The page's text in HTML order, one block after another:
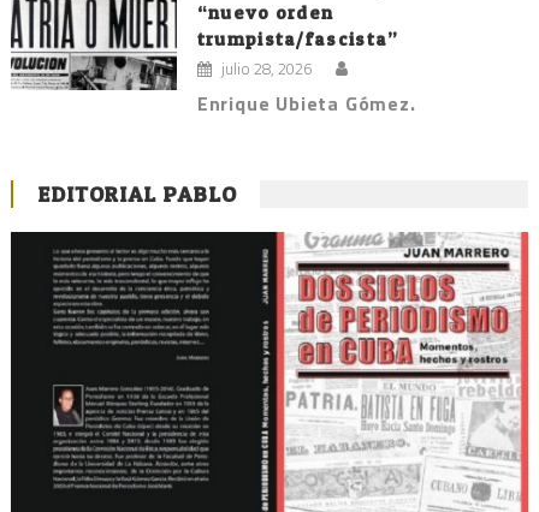
“nuevo orden
trumpista/fascista”
julio 28, 2026
Enrique Ubieta Gómez.
EDITORIAL PABLO